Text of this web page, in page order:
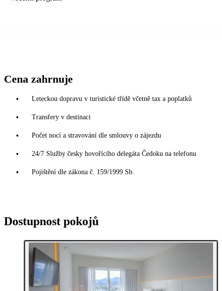
Cena zahrnuje
Leteckou dopravu v turistické třídě včetně tax a poplatků
Transfery v destinaci
Počet nocí a stravování dle smlouvy o zájezdu
24/7 Služby česky hovořícího delegáta Čedoku na telefonu
Pojištění dle zákona č. 159/1999 Sb.
Dostupnost pokojů